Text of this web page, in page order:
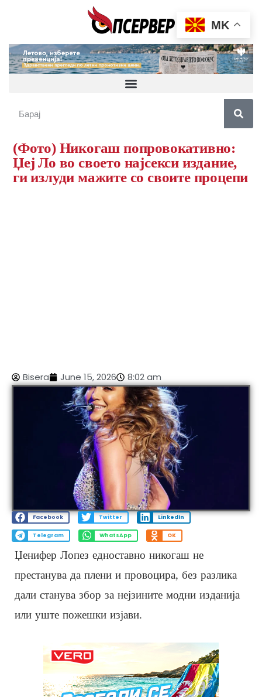
(Фото) Никогаш попровокативно:
Џеј Ло во своето најсекси издание,
ги излуди мажите со своите процепи
Bisera June 15, 2026 8:02 am
Facebook Twitter LinkedIn
Telegram WhatsApp OK
Џенифер Лопез едноставно никогаш не
престанува да плени и провоцира, без разлика
дали станува збор за нејзините модни изданија
или уште пожешки изјави.
MK